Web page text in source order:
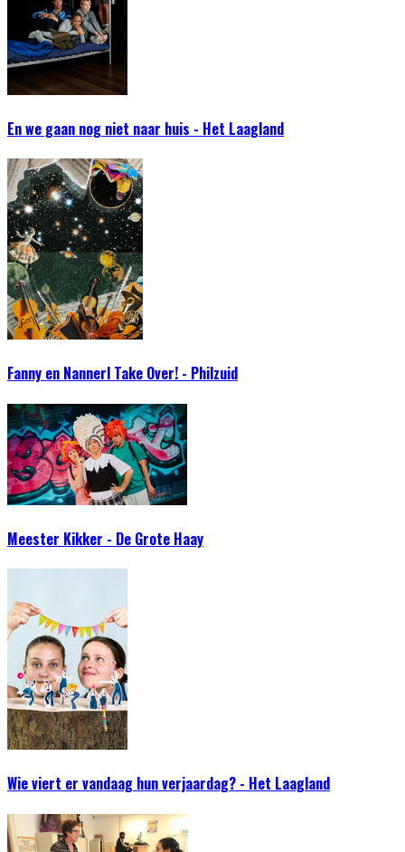
En we gaan nog niet naar huis - Het Laagland
Fanny en Nannerl Take Over! - Philzuid
Meester Kikker - De Grote Haay
Wie viert er vandaag hun verjaardag? - Het Laagland